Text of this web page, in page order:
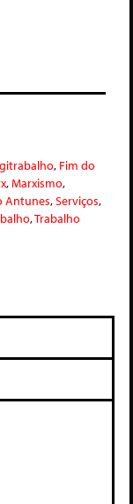
, Fim do
,Marxismo,
Antunes,Serviços,
,Trabalho